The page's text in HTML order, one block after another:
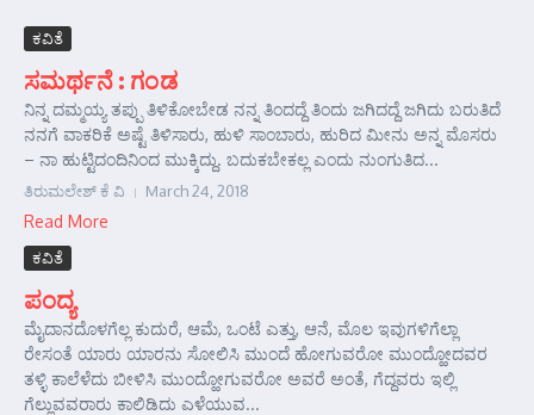
ಕವಿತೆ
ಸಮರ್ಥನೆ : ಗಂಡ
ನಿನ್ನ ದಮ್ಮಯ್ಯ ತಪ್ಪು ತಿಳಿಕೋಬೇಡ ನನ್ನ ತಿಂದದ್ದೆ ತಿಂದು ಜಗಿದದ್ದೆ ಜಗಿದು ಬರುತಿದೆ
ನನಗೆ ವಾಕರಿಕೆ ಅಷ್ಟೆ ತಿಳಿಸಾರು, ಹುಳಿ ಸಾಂಬಾರು, ಹುರಿದ ಮೀನು ಅನ್ನ ಮೊಸರು
– ನಾ ಹುಟ್ಟಿದಂದಿನಿಂದ ಮುಕ್ಕಿದ್ದು. ಬದುಕಬೇಕಲ್ಲ ಎಂದು ನುಂಗುತಿದ...
ತಿರುಮಲೇಶ್ ಕೆ ವಿ March 24, 2018
Read More
ಕವಿತೆ
ಪಂದ್ಯ
ಮೈದಾನದೊಳಗೆಲ್ಲ ಕುದುರೆ, ಆಮೆ, ಒಂಟೆ ಎತ್ತು, ಆನೆ, ಮೊಲ ಇವುಗಳಿಗೆಲ್ಲಾ
ರೇಸಂತೆ ಯಾರು ಯಾರನು ಸೋಲಿಸಿ ಮುಂದೆ ಹೋಗುವರೋ ಮುಂದ್ಹೋದವರ
ತಳ್ಳಿ ಕಾಲೆಳೆದು ಬೀಳಿಸಿ ಮುಂದ್ಹೋಗುವರೋ ಅವರೆ ಅಂತೆ, ಗೆದ್ದವರು ಇಲ್ಲಿ
ಗೆಲ್ಲುವವರಾರು ಕಾಲಿಡಿದು ಎಳೆಯುವ...